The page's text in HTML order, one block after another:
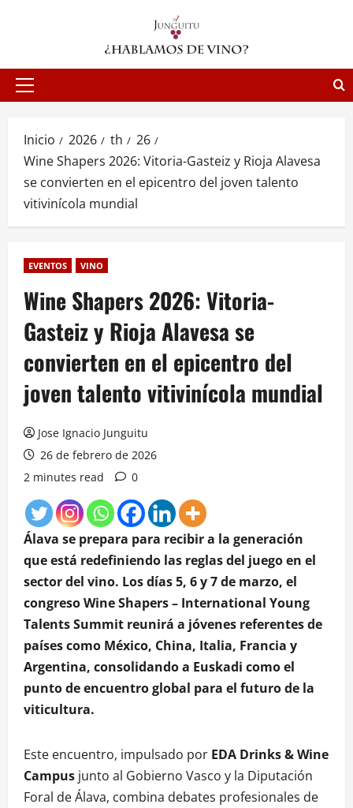
Menú
Inicio 2026 th
26
Wine Shapers 2026: Vitoria-Gasteiz y Rioja Alavesa
se convierten en el epicentro del joven talento
vitivinícola mundial
EVENTOS VINO
Wine Shapers 2026: Vitoria-
Gasteiz y Rioja Alavesa se
convierten en el epicentro del
joven talento vitivinícola mundial
Jose Ignacio Junguitu
26 de febrero de 2026
2 minutes read
0
Álava se prepara para recibir a la generación
que está redefiniendo las reglas del juego en el
sector del vino. Los días 5, 6 y 7 de marzo, el
congreso Wine Shapers – International Young
Talents Summit reunirá a jóvenes referentes de
países como México, China, Italia, Francia y
Argentina, consolidando a Euskadi como el
punto de encuentro global para el futuro de la
viticultura.
Este encuentro, impulsado por EDA Drinks & Wine
Campus junto al Gobierno Vasco y la Diputación
Foral de Álava, combina debates profesionales de